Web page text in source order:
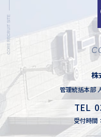
株
管理統括本部
TEL
受付時間